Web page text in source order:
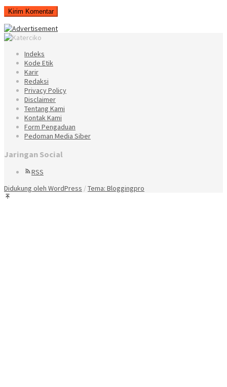
Indeks
Kode Etik
Karir
Redaksi
Privacy Policy
Disclaimer
Tentang Kami
Kontak Kami
Form Pengaduan
Pedoman Media Siber
Jaringan Social
RSS
Didukung oleh WordPress /Tema: Bloggingpro